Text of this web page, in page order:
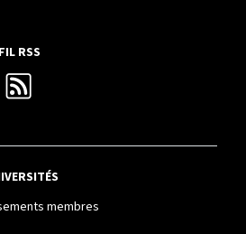
FIL RSS
membres